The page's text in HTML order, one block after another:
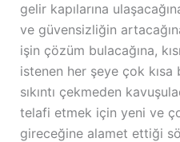
gelir kapılarına
ve güvensizliğin
işin çözüm bulacağına,
istenen her şeye çok
sıkıntı çekmeden
telafi etmek için yeni ve
gireceğine alamet ettiği